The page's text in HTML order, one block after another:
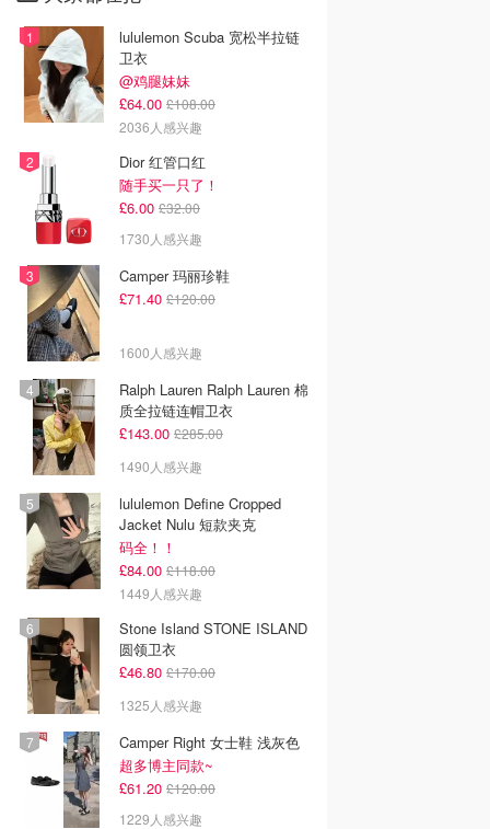
lululemon Scuba 宽松半拉链
卫衣
@鸡腿妹妹
£64.00 £108.00
2036人感兴趣
Dior 红管口红
随手买一只了！
£6.00 £32.00
1730人感兴趣
Camper 玛丽珍鞋
£71.40 £120.00
1600人感兴趣
Ralph Lauren Ralph Lauren 棉
质全拉链连帽卫衣
£143.00 £285.00
1490人感兴趣
lululemon Define Cropped
Jacket Nulu 短款夹克
码全！！
£84.00 £118.00
1449人感兴趣
Stone Island STONE ISLAND
圆领卫衣
£46.80 £170.00
1325人感兴趣
Camper Right 女士鞋 浅灰色
超多博主同款~
£61.20 £120.00
1229人感兴趣